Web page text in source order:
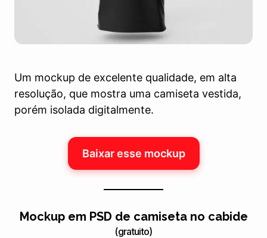
Um mockup de excelente qualidade, em alta
resolução, que mostra uma camiseta vestida,
porém isolada digitalmente.
Baixar esse mockup
Mockup em PSD de camiseta no cabide
(gratuito)